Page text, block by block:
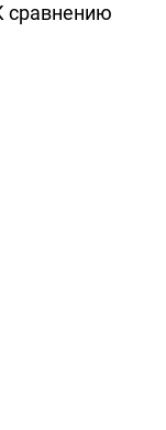
сравнению